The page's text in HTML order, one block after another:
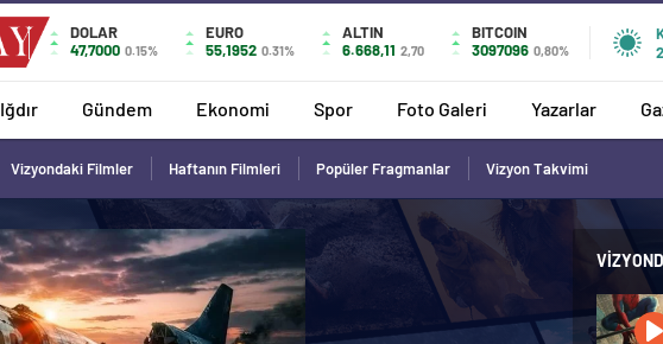
DOLAR
47,7000 0.15%
EURO
55,1952 0.31%
ALTIN
6.668,11 2,70
BITCOIN
3097096 0,80%
Iğdır Gündem Ekonomi Spor Foto Galeri Yazarlar
Vizyondaki Filmler Haftanın Filmleri Popüler Fragmanlar Vizyon Takvimi